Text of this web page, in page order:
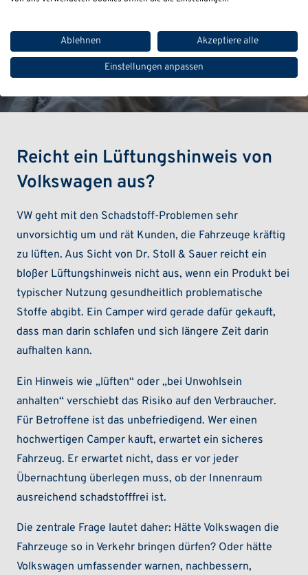
Reicht ein Lüftungshinweis von
Volkswagen aus?
VW geht mit den Schadstoff-Problemen sehr
unvorsichtig um und rät Kunden, die Fahrzeuge kräftig
zu lüften. Aus Sicht von Dr. Stoll & Sauer reicht ein
bloßer Lüftungshinweis nicht aus, wenn ein Produkt bei
typischer Nutzung gesundheitlich problematische
Stoffe abgibt. Ein Camper wird gerade dafür gekauft,
dass man darin schlafen und sich längere Zeit darin
aufhalten kann.
Ein Hinweis wie „lüften“ oder „bei Unwohlsein
anhalten“ verschiebt das Risiko auf den Verbraucher.
Für Betroffene ist das unbefriedigend. Wer einen
hochwertigen Camper kauft, erwartet ein sicheres
Fahrzeug. Er erwartet nicht, dass er vor jeder
Übernachtung überlegen muss, ob der Innenraum
ausreichend schadstofffrei ist.
Die zentrale Frage lautet daher: Hätte Volkswagen die
Fahrzeuge so in Verkehr bringen dürfen? Oder hätte
Volkswagen umfassender warnen, nachbessern,
Ablehnen Akzeptiere alle
Einstellungen anpassen